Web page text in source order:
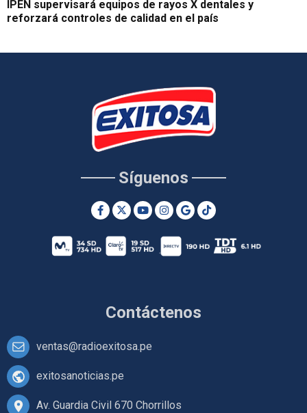
IPEN supervisará equipos de rayos X dentales y
reforzará controles de calidad en el país
Contáctenos
ventas@radioexitosa.pe
exitosanoticias.pe
Av. Guardia Civil 670 Chorrillos
Síguenos